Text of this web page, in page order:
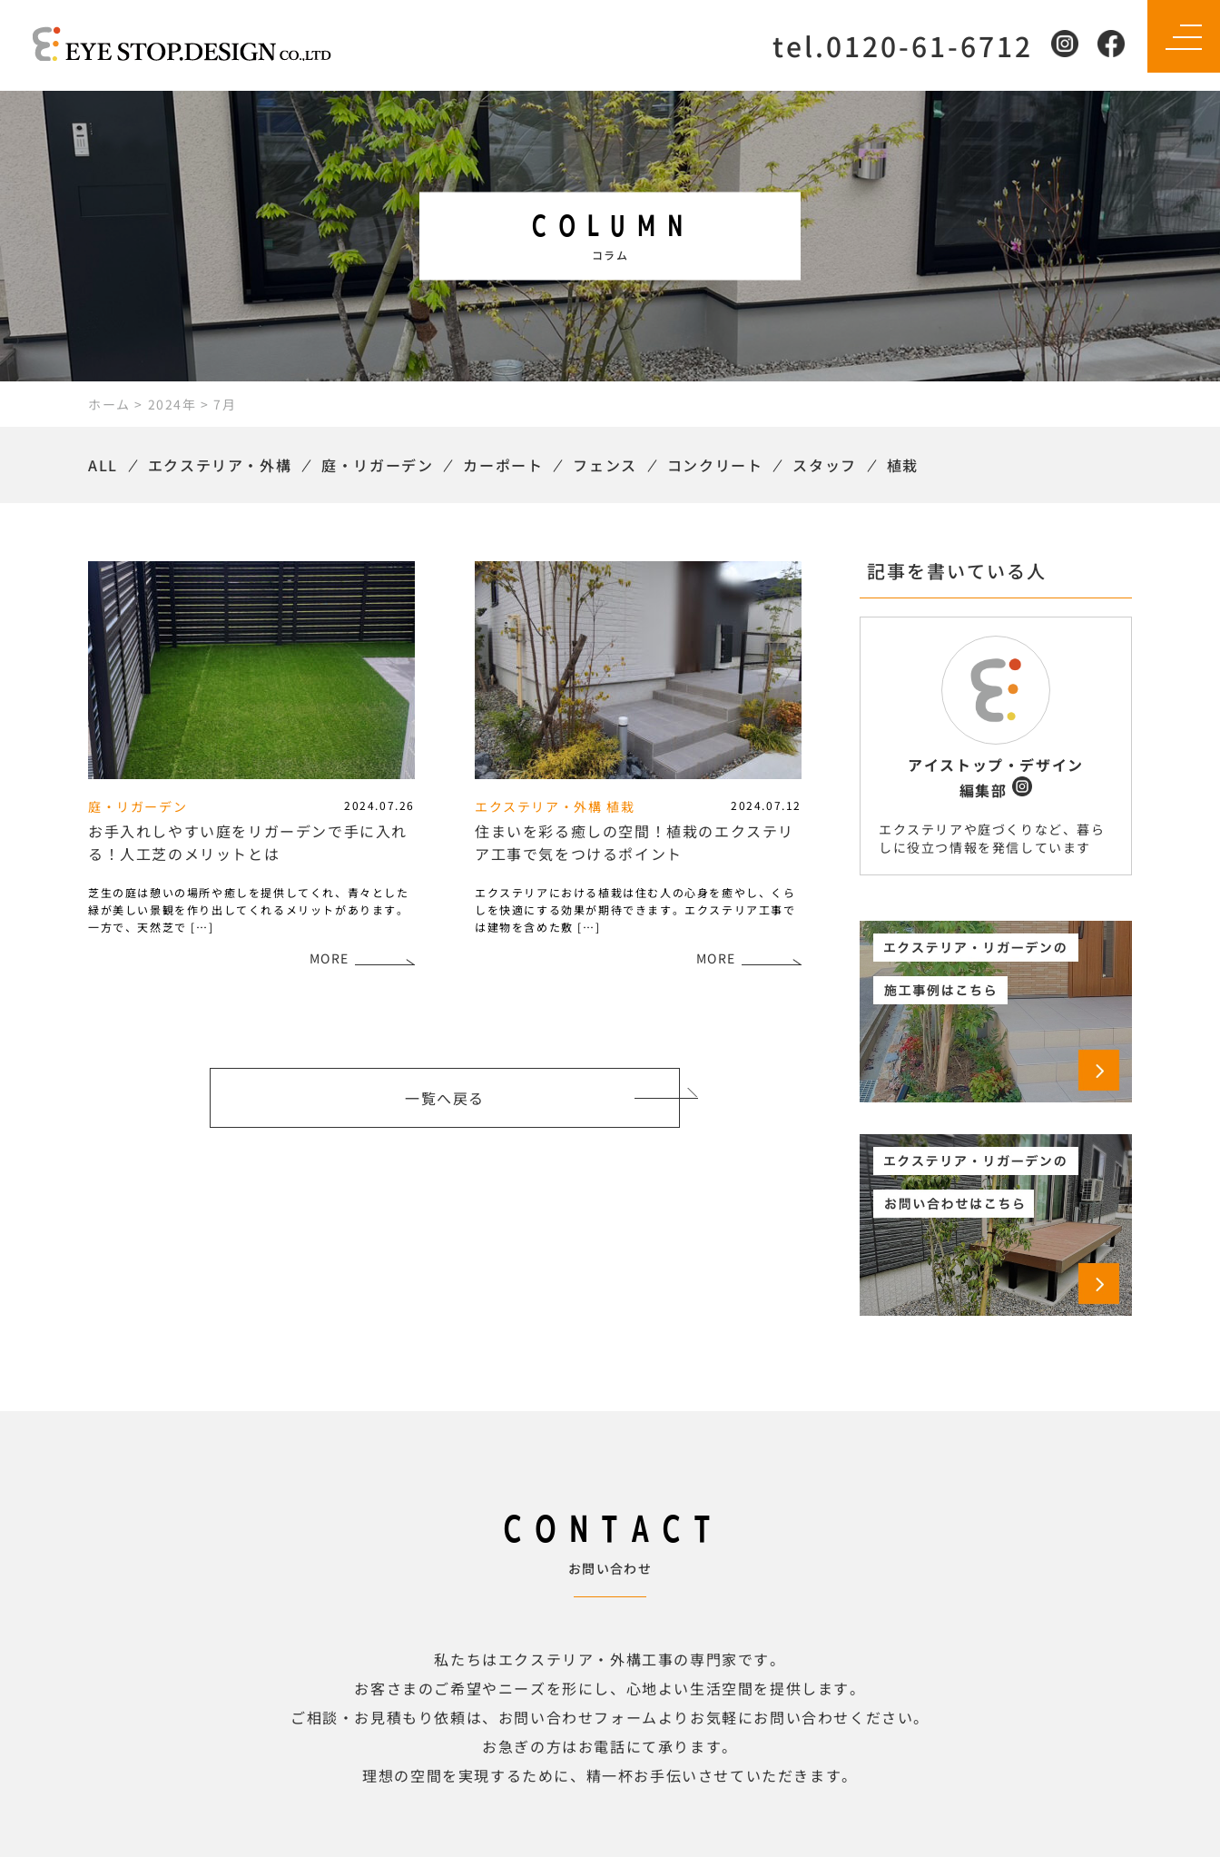
tel.0120-61-6712
COLUMN
コラム
ホーム > 2024年 >7月
ALL エクステリア・外構 庭・リガーデン カーポート フェンス コンクリート スタッフ 植栽
庭・リガーデン 2024.07.26
お手入れしやすい庭をリガーデンで手に入れ
る！人工芝のメリットとは
芝生の庭は憩いの場所や癒しを提供してくれ、青々とした
緑が美しい景観を作り出してくれるメリットがあります。
一方で、天然芝で […]
MORE
エクステリア・外構 植栽 2024.07.12
住まいを彩る癒しの空間！植栽のエクステリ
ア工事で気をつけるポイント
エクステリアにおける植栽は住む人の心身を癒やし、くら
しを快適にする効果が期待できます。エクステリア工事で
は建物を含めた敷 […]
MORE
一覧へ戻る
記事を書いている人
アイストップ・デザイン
編集部
エクステリアや庭づくりなど、暮ら
しに役立つ情報を発信しています
CONTACT
お問い合わせ
私たちはエクステリア・外構工事の専門家です。
お客さまのご希望やニーズを形にし、心地よい生活空間を提供します。
ご相談・お見積もり依頼は、お問い合わせフォームよりお気軽にお問い合わせください。
お急ぎの方はお電話にて承ります。
理想の空間を実現するために、精一杯お手伝いさせていただきます。